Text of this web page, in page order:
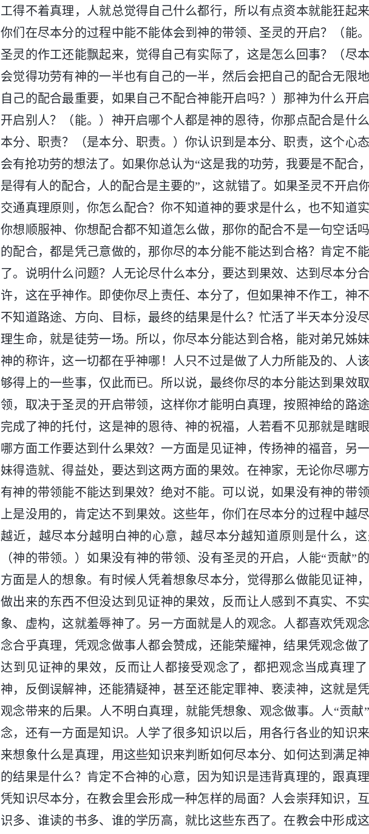
工得不着真理，人就总觉得自己什么都行，所以有点资本就能狂起来
你们在尽本分的过程中能不能体会到神的带领、圣灵的开启？（能
圣灵的作工还能飘起来，觉得自己有实际了，这是怎么回事？（尽
会觉得功劳有神的一半也有自己的一半，然后会把自己的配合无限
自己的配合最重要，如果自己不配合神能开启吗？）那神为什么开
开启别人？（能。）神开启哪个人都是神的恩待，你那点配合是什
本分、职责？（是本分、职责。）你认识到是本分、职责，这个心
会有抢功劳的想法了。如果你总认为“这是我的功劳，我要是不配合
是得有人的配合，人的配合是主要的”，这就错了。如果圣灵不开启
交通真理原则，你怎么配合？你不知道神的要求是什么，也不知道
你想顺服神、你想配合都不知道怎么做，那你的配合不是一句空话
的配合，都是凭己意做的，那你尽的本分能不能达到合格？肯定不
了。说明什么问题？人无论尽什么本分，要达到果效、达到尽本分
许，这在乎神作。即使你尽上责任、本分了，但如果神不作工，神
不知道路途、方向、目标，最终的结果是什么？忙活了半天本分没
理生命，就是徒劳一场。所以，你尽本分能达到合格，能对弟兄姊
神的称许，这一切都在乎神哪！人只不过是做了人力所能及的、人
够得上的一些事，仅此而已。所以说，最终你尽的本分能达到果效
领，取决于圣灵的开启带领，这样你才能明白真理，按照神给的路
完成了神的托付，这是神的恩待、神的祝福，人若看不见那就是瞎
哪方面工作要达到什么果效？一方面是见证神，传扬神的福音，另
妹得造就、得益处，要达到这两方面的果效。在神家，无论你尽哪
有神的带领能不能达到果效？绝对不能。可以说，如果没有神的带
上是没用的，肯定达不到果效。这些年，你们在尽本分的过程中越
越近，越尽本分越明白神的心意，越尽本分越知道原则是什么，这
（神的带领。）如果没有神的带领、没有圣灵的开启，人能“贡献”
方面是人的想象。有时候人凭着想象尽本分，觉得那么做能见证神，
做出来的东西不但没达到见证神的果效，反而让人感到不真实、不
象、虚构，这就羞辱神了。另一方面就是人的观念。人都喜欢凭观
念合乎真理，凭观念做事人都会赞成，还能荣耀神，结果凭观念做
达到见证神的果效，反而让人都接受观念了，都把观念当成真理
神，反倒误解神，还能猜疑神，甚至还能定罪神、亵渎神，这就是
观念带来的后果。人不明白真理，就能凭想象、观念做事。人“贡献
念，还有一方面是知识。人学了很多知识以后，用各行各业的知识来
来想象什么是真理，用这些知识来判断如何尽本分、如何达到满足
的结果是什么？肯定不合神的心意，因为知识是违背真理的，跟真
凭知识尽本分，在教会里会形成一种怎样的局面？人会崇拜知识，
识多、谁读的书多、谁的学历高，就比这些东西了。在教会中形成